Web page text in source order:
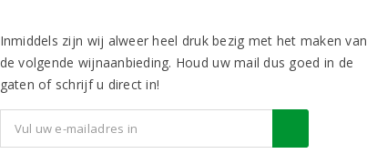
Inmiddels zijn wij alweer heel druk bezig met het maken van
de volgende wijnaanbieding. Houd uw mail dus goed in de
gaten of schrijf u direct in!